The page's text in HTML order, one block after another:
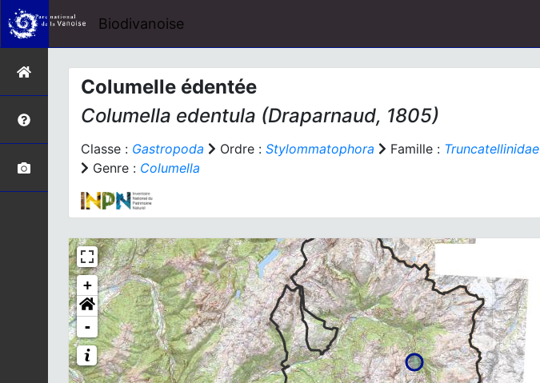
Biodivanoise
Columelle édentée
Columella edentula (Draparnaud, 1805)
Classe : Gastropoda Ordre : Stylommatophora Famille : Truncatellinidae
Genre : Columella
+
-